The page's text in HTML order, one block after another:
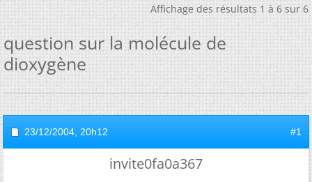
Affichage des résultats 1 à 6 sur 6
question sur la molécule de
dioxygène
23/12/2004, 20h12 #1
invite0fa0a367